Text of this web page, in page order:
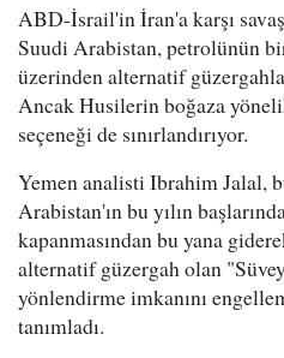
ABD-İsrail'in İran'a karşı
Suudi Arabistan, petrolünün
üzerinden alternatif
Ancak Husilerin boğaza
seçeneği de sınırlandırıyor.
Yemen analisti Ibrahim Jalal,
Arabistan'ın bu yılın
kapanmasından bu yana
alternatif güzergah olan
yönlendirme imkanını
tanımladı.